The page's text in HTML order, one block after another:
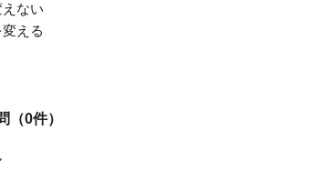
えない
える
（0件）